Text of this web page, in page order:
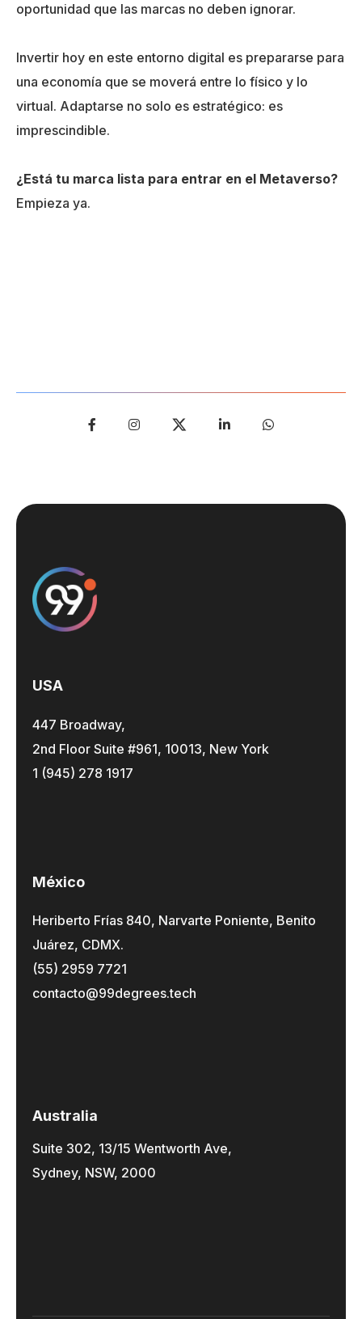
oportunidad que las marcas no deben ignorar.
Invertir hoy en este entorno digital es prepararse para
una economía que se moverá entre lo físico y lo
virtual. Adaptarse no solo es estratégico: es
imprescindible.
¿Está tu marca lista para entrar en el Metaverso?
Empieza ya.
USA
447 Broadway,
2nd Floor Suite #961, 10013, New York
1 (945) 278 1917
México
Heriberto Frías 840, Narvarte Poniente, Benito
Juárez, CDMX.
(55) 2959 7721
contacto@99degrees.tech
Australia
Suite 302, 13/15 Wentworth Ave,
Sydney, NSW, 2000